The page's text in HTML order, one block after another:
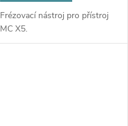
Frézovací nástroj pro přístroj
MC X5.